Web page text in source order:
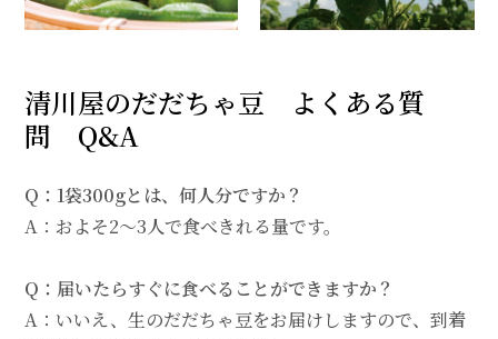
清川屋のだだちゃ豆 よくある質
問 Q&A
Q：1袋300gとは、何人分ですか？
A：およそ2～3人で食べきれる量です。
Q：届いたらすぐに食べることができますか？
A：いいえ、生のだだちゃ豆をお届けしますので、到着